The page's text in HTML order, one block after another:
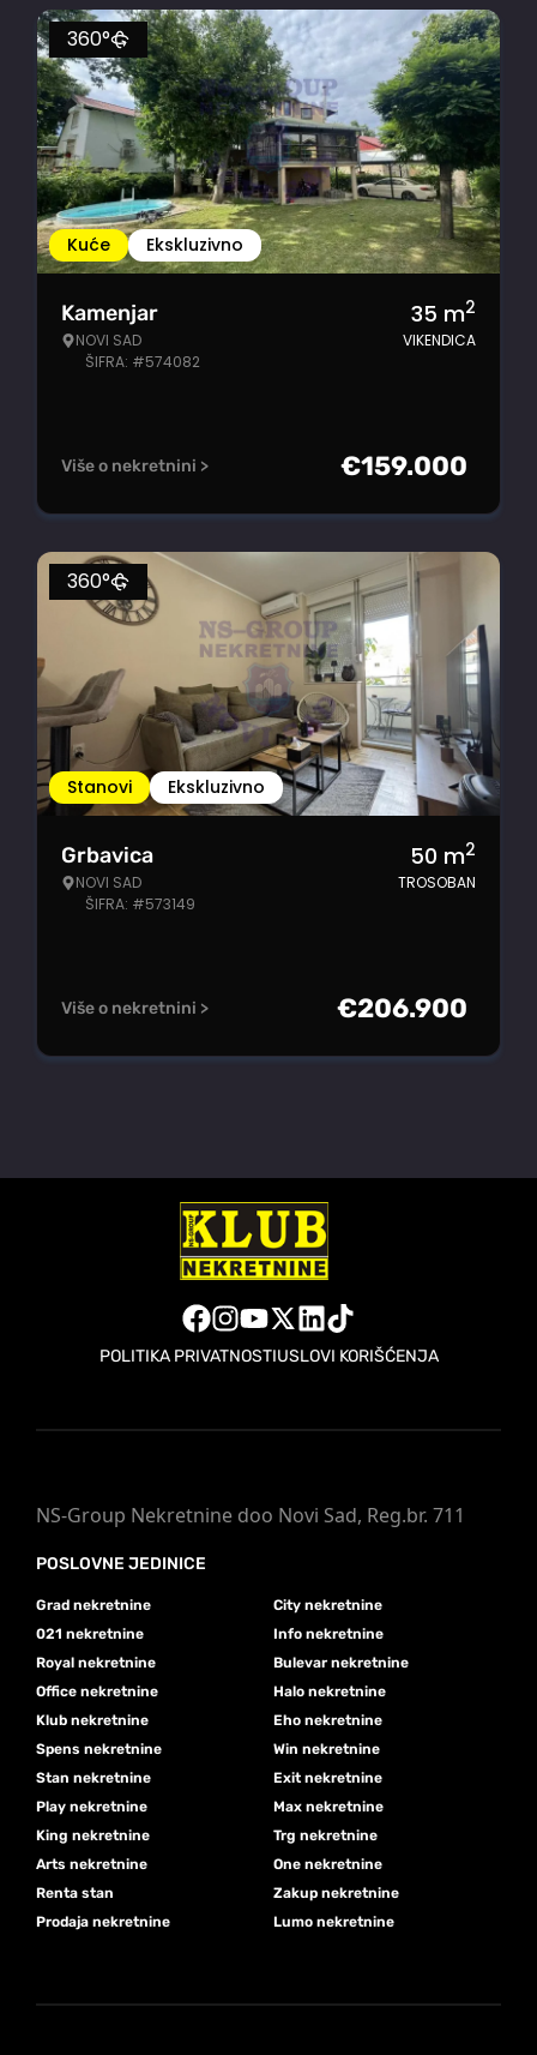
Kuće Ekskluzivno
360°
Kamenjar
NOVI SAD
ŠIFRA: #574082
35 m2
VIKENDICA
Više o nekretnini > €159.000
Stanovi Ekskluzivno
360°
Grbavica
NOVI SAD
ŠIFRA: #573149
50 m2
TROSOBAN
Više o nekretnini > €206.900
POLITIKA PRIVATNOSTIUSLOVI KORIŠĆENJA
NS-Group Nekretnine doo Novi Sad, Reg.br. 711
POSLOVNE JEDINICE
Grad nekretnine
City nekretnine
021 nekretnine
Info nekretnine
Royal nekretnine
Bulevar nekretnine
Office nekretnine
Halo nekretnine
Klub nekretnine
Eho nekretnine
Spens nekretnine
Win nekretnine
Stan nekretnine
Exit nekretnine
Play nekretnine
Max nekretnine
King nekretnine
Trg nekretnine
Arts nekretnine
One nekretnine
Renta stan
Zakup nekretnine
Prodaja nekretnine
Lumo nekretnine